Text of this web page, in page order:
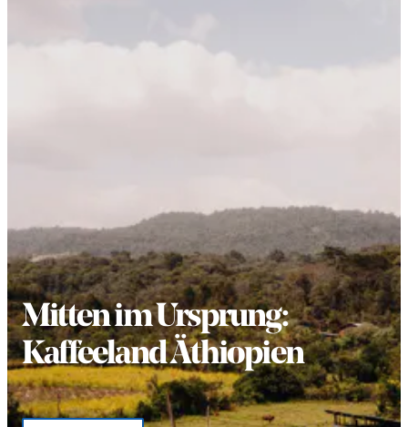
Mitten im Ursprung:
Kaffeeland Äthiopien